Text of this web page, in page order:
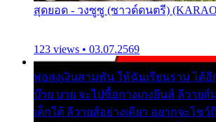
สุดยอด - วงซูซู (ซาวด์ดนตรี)
123 views • 03.07.2569
พ่อส่งเงินสามพัน ให้ฉันเรียนราม ได้
บ๊าย บาย จะไปซื้อกางเกงยีนส์ ลีวายส์
เด็กใต้ ลีวายส์อย่างเดียว อยากจะโชว์